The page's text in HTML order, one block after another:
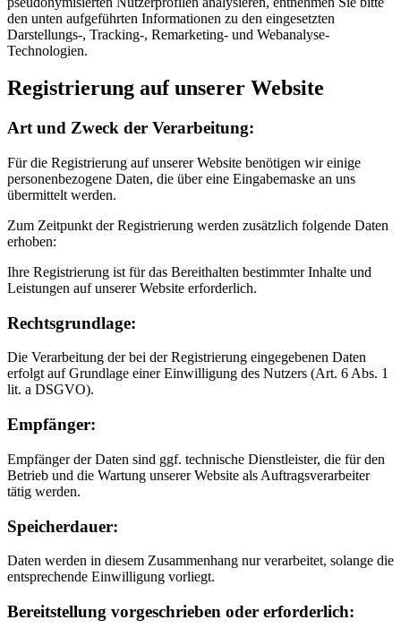
den unten aufgeführten Informationen zu den eingesetzten
Darstellungs-, Tracking-, Remarketing- und Webanalyse-
Technologien.
Registrierung auf unserer Website
Art und Zweck der Verarbeitung:
Für die Registrierung auf unserer Website benötigen wir einige
personenbezogene Daten, die über eine Eingabemaske an uns
übermittelt werden.
Zum Zeitpunkt der Registrierung werden zusätzlich folgende Daten
erhoben:
Ihre Registrierung ist für das Bereithalten bestimmter Inhalte und
Leistungen auf unserer Website erforderlich.
Rechtsgrundlage:
Die Verarbeitung der bei der Registrierung eingegebenen Daten
erfolgt auf Grundlage einer Einwilligung des Nutzers (Art. 6 Abs. 1
lit. a DSGVO).
Empfänger:
Empfänger der Daten sind ggf. technische Dienstleister, die für den
Betrieb und die Wartung unserer Website als Auftragsverarbeiter
tätig werden.
Speicherdauer:
Daten werden in diesem Zusammenhang nur verarbeitet, solange die
entsprechende Einwilligung vorliegt.
Bereitstellung vorgeschrieben oder erforderlich: